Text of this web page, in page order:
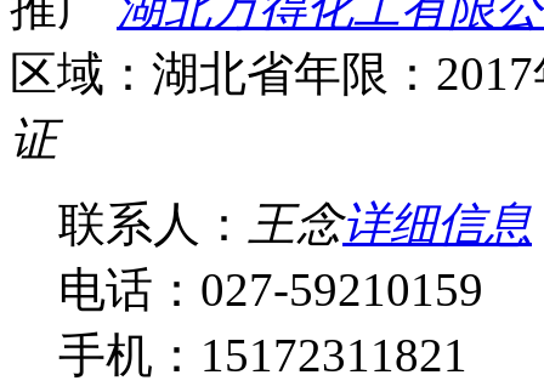
区域：湖北省年限：
证
联系人： 王念详细信息
电话：027-59210159
手机：15172311821